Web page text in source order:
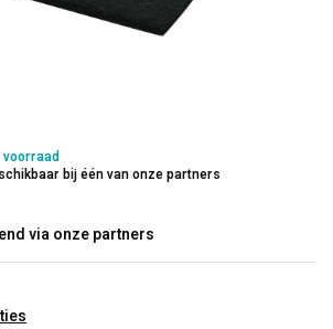
voorraad
bij één van onze partners
via onze partners